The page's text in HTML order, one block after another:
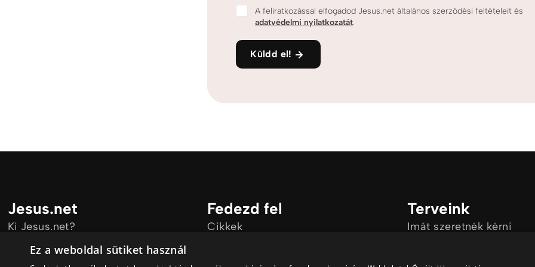
A feliratkozással elfogadod Jesus.net általános szerződési feltételeit és
adatvédelmi nyilatkozatát.
Küldd el!
Jesus.net
Ki Jesus.net?
Jesus.net partnerei
Fedezd fel
Cikkek
Terveink
Imát szeretnék kérni
Ez a weboldal sütiket használ